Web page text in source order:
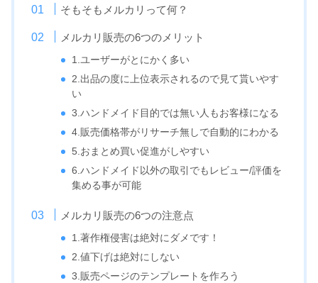
そもそもメルカリって何？
メルカリ販売の6つのメリット
1.ユーザーがとにかく多い
2.出品の度に上位表示されるので見て貰いやす
い
3.ハンドメイド目的では無い人もお客様になる
4.販売価格帯がリサーチ無しで自動的にわかる
5.おまとめ買い促進がしやすい
6.ハンドメイド以外の取引でもレビュー/評価を
集める事が可能
メルカリ販売の6つの注意点
1.著作権侵害は絶対にダメです！
2.値下げは絶対にしない
3.販売ページのテンプレートを作ろう